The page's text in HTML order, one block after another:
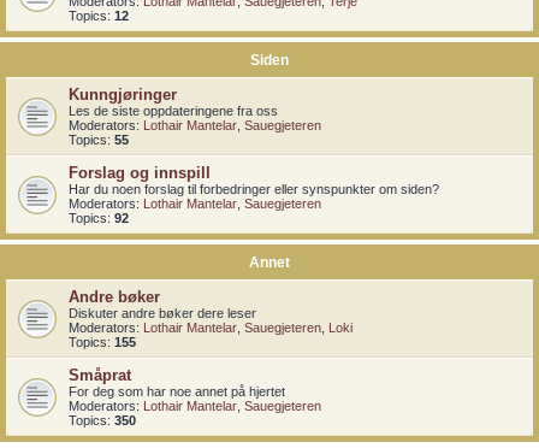
Topics: 12
Siden
Kunngjøringer
Les de siste oppdateringene fra oss
Moderators: Lothair Mantelar Sauegjeteren
Topics: 55
Forslag og innspill
Har du noen forslag til forbedringer eller synspunkter om siden?
Moderators: Lothair Mantelar Sauegjeteren
Topics: 92
Annet
Andre bøker
Diskuter andre bøker dere leser
Moderators: Lothair Mantelar Sauegjeteren Loki
Topics: 155
Småprat
For deg som har noe annet på hjertet
Moderators: Lothair Mantelar Sauegjeteren
Topics: 350